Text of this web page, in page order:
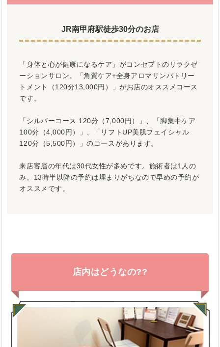
JR南甲府駅徒歩30分のお店
「身体と心が健康になるケア」がコンセプトのリラクゼ
ーションサロン。「角質ケア+全身アロマリンパトリー
トメント（120分13,000円）」がお店のオススメコース
です。
「シルバーコース 120分（7,000円）」、「脚集中ケア
100分（4,000円）」、「リフトUP美肌フェイシャル
120分（5,500円）」のコースがあります。
来店客層の年代は30代女性が多めです。施術者は1人の
み。13時半以降の予約は埋まりがちなので早めの予約が
オススメです。
店内はどうなの??